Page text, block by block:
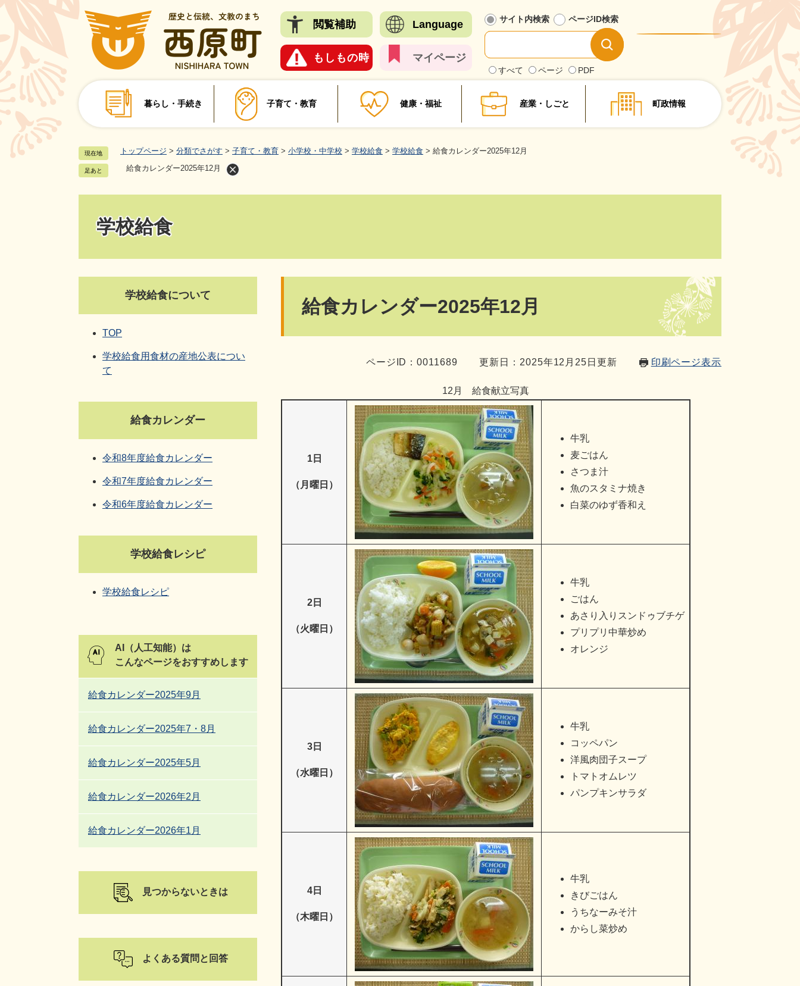
ペ
ジ
先
頭
で
。
閲覧補助 Language
もしもの時 マイページ
サイト内検索
検
索
対
象
すべて ページ PDF
ページID検索
探
暮らし・手続き 子育て・教育 健康・福祉 産業・しごと 町政情報
現在地 トップページ > 分類でさがす > 子育て・教育 > 小学校・中学校 > 学校給食 > 学校給食 > 給食カレンダー2025年12月
足あと 給食カレンダー2025年12月
学校給食
給食カレンダー2025年12月
ページID：0011689 更新日：2025年12月25日更新 印刷ページ表示
12月 給食献立写真
1日
（月曜日）
牛乳
麦ごはん
さつま汁
魚のスタミナ焼き
白菜のゆず香和え
2日
（火曜日）
牛乳
ごはん
あさり入りスンドゥブチゲ
プリプリ中華炒め
オレンジ
3日
（水曜日）
牛乳
コッペパン
洋風肉団子スープ
トマトオムレツ
パンプキンサラダ
4日
（木曜日）
牛乳
きびごはん
うちなーみそ汁
からし菜炒め
学校給食について
TOP
学校給食用食材の産地公表につい
て
給食カレンダー
令和8年度給食カレンダー
令和7年度給食カレンダー
令和6年度給食カレンダー
学校給食レシピ
学校給食レシピ
AI（人工知能）は
こんなページをおすすめします
給食カレンダー2025年9月
給食カレンダー2025年7・8月
給食カレンダー2025年5月
給食カレンダー2026年2月
給食カレンダー2026年1月
見つからないときは
よくある質問と回答